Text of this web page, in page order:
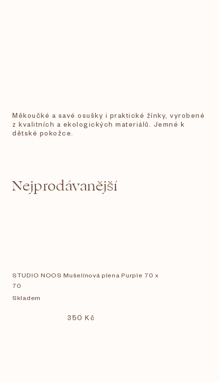
Měkoučké a savé osušky i praktické žínky, vyrobené
z kvalitních a ekologických materiálů. Jemné k
dětské pokožce.
Nejprodávanější
STUDIO NOOS Mušelínová plena Purple 70 x
70
Skladem
350 Kč